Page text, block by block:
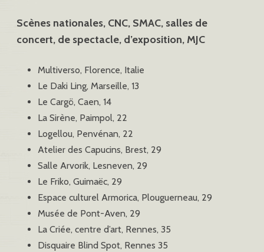
Scènes nationales, CNC, SMAC, salles de
concert, de spectacle, d’exposition, MJC
Multiverso, Florence, Italie
Le Daki Ling, Marseille, 13
Le Cargö, Caen, 14
La Sirène, Paimpol, 22
Logellou, Penvénan, 22
Atelier des Capucins, Brest, 29
Salle Arvorik, Lesneven, 29
Le Friko, Guimaëc, 29
Espace culturel Armorica, Plouguerneau, 29
Musée de Pont-Aven, 29
La Criée, centre d’art, Rennes, 35
Disquaire Blind Spot, Rennes 35